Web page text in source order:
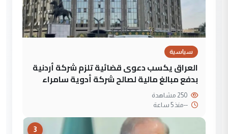
سياسية
العراق يكسب دعوى قضائية تلزم شركة أردنية
بدفع مبالغ مالية لصالح شركة أدوية سامراء
--منذ 5 ساعة
3